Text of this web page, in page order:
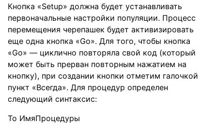
Кнопка «Setup» должна будет устанавливать
первоначальные настройки популяции. Процесс
перемещения черепашек будет активизировать
еще одна кнопка «Go». Для того, чтобы кнопка
«Go» — циклично повторяла свой код (который
может быть прерван повторным нажатием на
кнопку), при создании кнопки отметим галочкой
пункт «Всегда». Для процедур определен
следующий синтаксис:
To ИмяПроцедуры